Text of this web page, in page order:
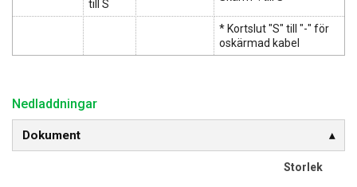
till S
* Kortslut "S" till "-" för
oskärmad kabel
Nedladdningar
Dokument
Storlek